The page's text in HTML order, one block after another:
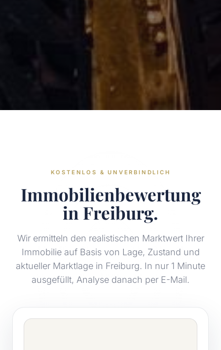
KOSTENLOS & UNVERBINDLICH
Immobilienbewertung
in Freiburg.
Wir ermitteln den realistischen Marktwert Ihrer
Immobilie auf Basis von Lage, Zustand und
aktueller Marktlage in Freiburg. In nur 1 Minute
ausgefüllt, Analyse danach per E-Mail.